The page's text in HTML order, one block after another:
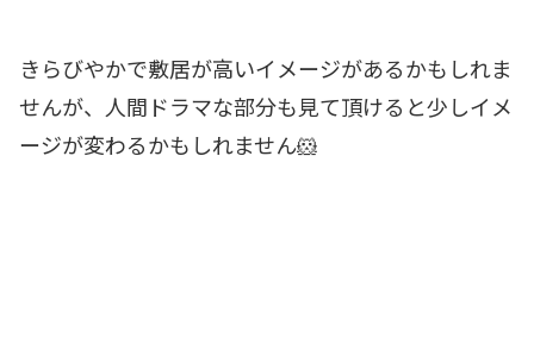
きらびやかで敷居が高いイメージがあるかもしれま
せんが、人間ドラマな部分も見て頂けると少しイメ
ージが変わるかもしれません🐹